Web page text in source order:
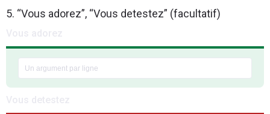
5. “Vous adorez”, “Vous detestez” (facultatif)